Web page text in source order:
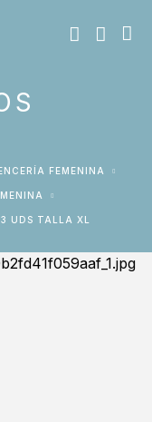
FEMENINA
3 UDS TALLA XL